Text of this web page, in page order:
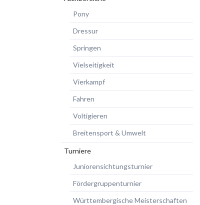
Pony
Dressur
Springen
Vielseitigkeit
Vierkampf
Fahren
Voltigieren
Breitensport & Umwelt
Turniere
Juniorensichtungsturnier
Fördergruppenturnier
Württembergische Meisterschaften